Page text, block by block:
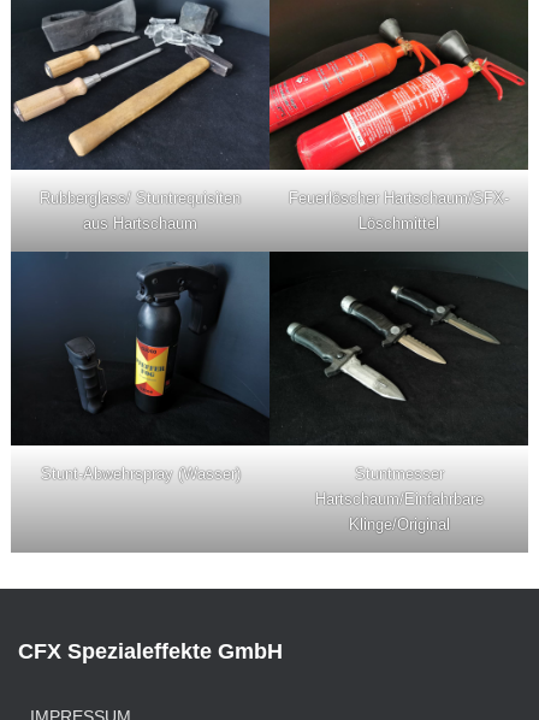
Rubberglass/ Stuntrequisiten
aus Hartschaum
Feuerlöscher Hartschaum/SFX-
Löschmittel
Stunt-Abwehrspray (Wasser)
Stuntmesser
Hartschaum/Einfahrbare
Klinge/Original
CFX Spezialeffekte GmbH